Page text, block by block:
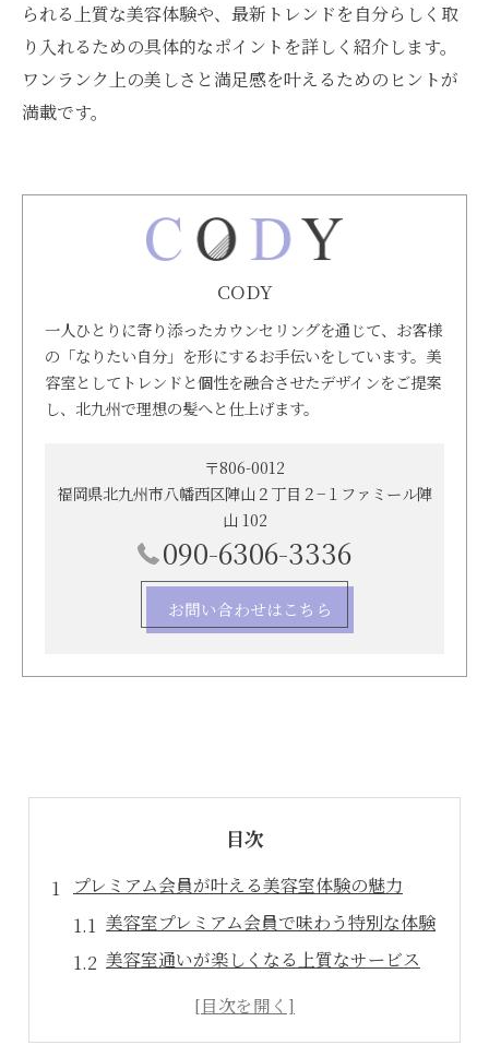
られる上質な美容体験や、最新トレンドを自分らしく取
り入れるための具体的なポイントを詳しく紹介します。
ワンランク上の美しさと満足感を叶えるためのヒントが
満載です。
CODY
一人ひとりに寄り添ったカウンセリングを通じて、お客様
の「なりたい自分」を形にするお手伝いをしています。美
容室としてトレンドと個性を融合させたデザインをご提案
し、北九州で理想の髪へと仕上げます。
〒806-0012
福岡県北九州市八幡西区陣山２丁目２−１ファミール陣
山 102
090-6306-3336
お問い合わせはこちら
目次
プレミアム会員が叶える美容室体験の魅力
美容室プレミアム会員で味わう特別な体験
美容室通いが楽しくなる上質なサービス
プレミアム会員で感じる美容室の安心感